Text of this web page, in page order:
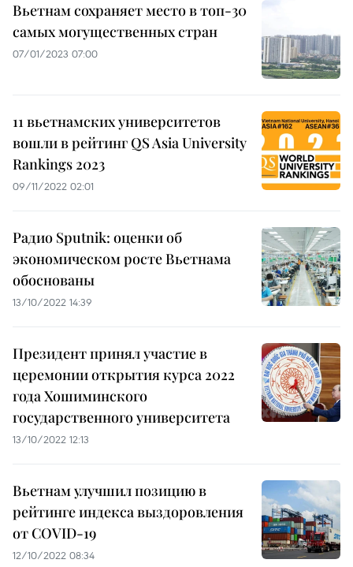
Вьетнам сохраняет место в топ-30
самых могущественных стран
07/01/2023 07:00
11 вьетнамских университетов
вошли в рейтинг QS Asia University
Rankings 2023
09/11/2022 02:01
Радио Sputnik: оценки об
экономическом росте Вьетнама
обоснованы
13/10/2022 14:39
Президент принял участие в
церемонии открытия курса 2022
года Хошиминского
государственного университета
13/10/2022 12:13
Вьетнам улучшил позицию в
рейтинге индекса выздоровления
от COVID-19
12/10/2022 08:34